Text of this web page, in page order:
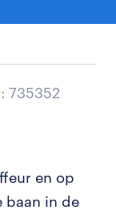
735352
en op
baan in de